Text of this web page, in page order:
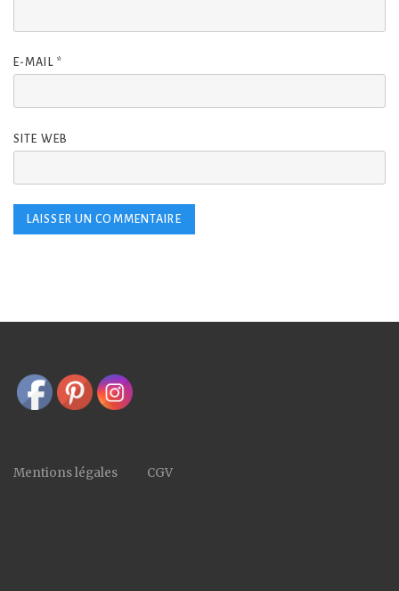
E-MAIL *
SITE WEB
Mentions légales CGV